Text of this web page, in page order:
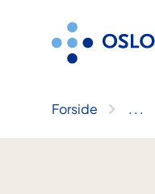
Forside .. .